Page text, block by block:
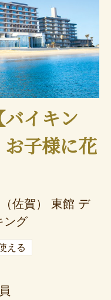
イキン
子様に花
佐賀） 東館 デ
ング
える